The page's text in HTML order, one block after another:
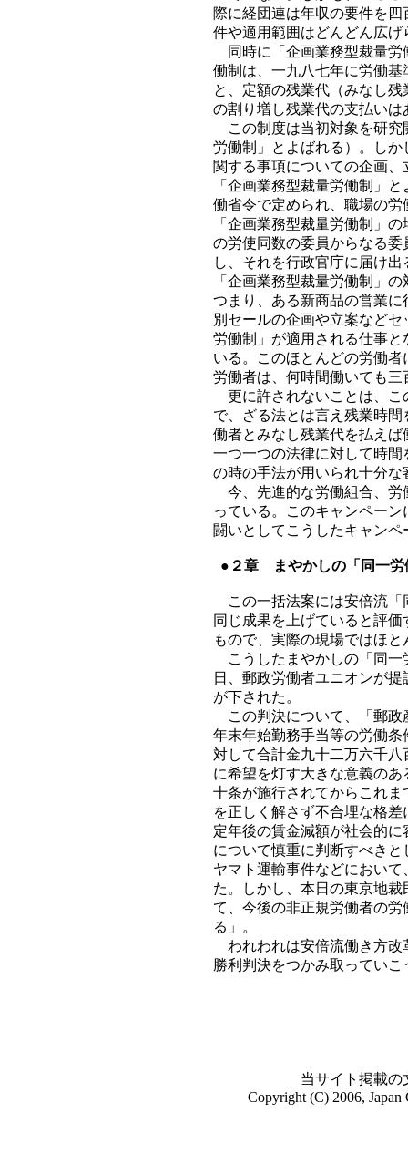
際に経団連は年収の要件を
件や適用範囲はどんどん広
同時に「企画業務型裁量労
働制は、一九八七年に労働
と、定額の残業代（みなし
の割り増し残業代の支払い
この制度は当初対象を研究
労働制」とよばれる）。し
関する事項についての企画
「企画業務型裁量労働制」
働省令で定められ、職場の
「企画業務型裁量労働制」
の労使同数の委員からなる
し、それを行政官庁に届け
「企画業務型裁量労働制」
つまり、ある新商品の営業
別セールの企画や立案など
労働制」が適用される仕事
いる。このほとんどの労働
労働者は、何時間働いても
更に許されないことは、こ
で、ざる法とは言え残業時
働者とみなし残業代を払え
一つ一つの法律に対して時
の時の手法が用いられ十分
今、先進的な労働組合、労
っている。このキャンペー
闘いとしてこうしたキャン
●２章 まやかしの「同一労
この一括法案には安倍流「
同じ成果を上げていると評
もので、実際の現場ではほ
こうしたまやかしの「同一
日、郵政労働者ユニオンが
が下された。
この判決について、「郵政
年末年始勤務手当等の労働
対して合計金九十二万六千
に希望を灯す大きな意義の
十条が施行されてからこれ
を正しく解さず不合埋な格
定年後の賃金減額が社会的
について慎重に判断すべき
ヤマト運輸事件などにおい
た。しかし、本日の東京地
て、今後の非正規労働者の
る」。
われわれは安倍流働き方改
勝利判決をつかみ取っていこ
当サイト掲載の
Copyright (C) 2006, Japan